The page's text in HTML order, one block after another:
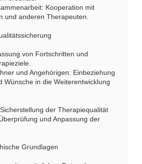
Kooperation mit
und anderen Therapeuten.
von Fortschritten und
und Angehörigen: Einbeziehung
Wünsche in die Weiterentwicklung
der Therapiequalität
und Anpassung der
Grundlagen